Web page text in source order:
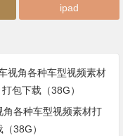
ipad
《情感赛道月入2w+项
海项目